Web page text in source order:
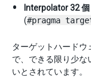
Interpolator 32
(#pragma
ターゲットハード
で、できる限り少な
いとされています。